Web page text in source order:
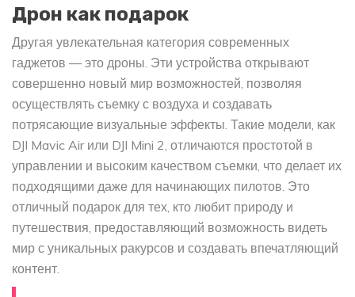
Дрон как подарок
Другая увлекательная категория современных
гаджетов — это дроны. Эти устройства открывают
совершенно новый мир возможностей, позволяя
осуществлять съемку с воздуха и создавать
потрясающие визуальные эффекты. Такие модели, как
DJI Mavic Air или DJI Mini 2, отличаются простотой в
управлении и высоким качеством съемки, что делает их
подходящими даже для начинающих пилотов. Это
отличный подарок для тех, кто любит природу и
путешествия, предоставляющий возможность видеть
мир с уникальных ракурсов и создавать впечатляющий
контент.